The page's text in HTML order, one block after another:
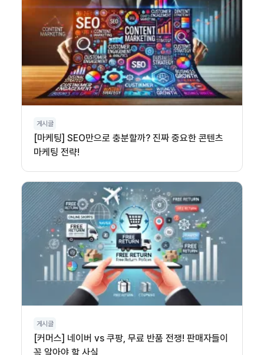
게시글
[마케팅] SEO만으로 충분할까? 진짜 중요한 콘텐츠
마케팅 전략!
게시글
[커머스] 네이버 vs 쿠팡, 무료 반품 전쟁! 판매자들이
꼭 알아야 할 사실